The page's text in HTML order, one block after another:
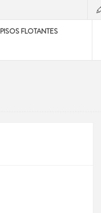
PISOS FLOTANTES